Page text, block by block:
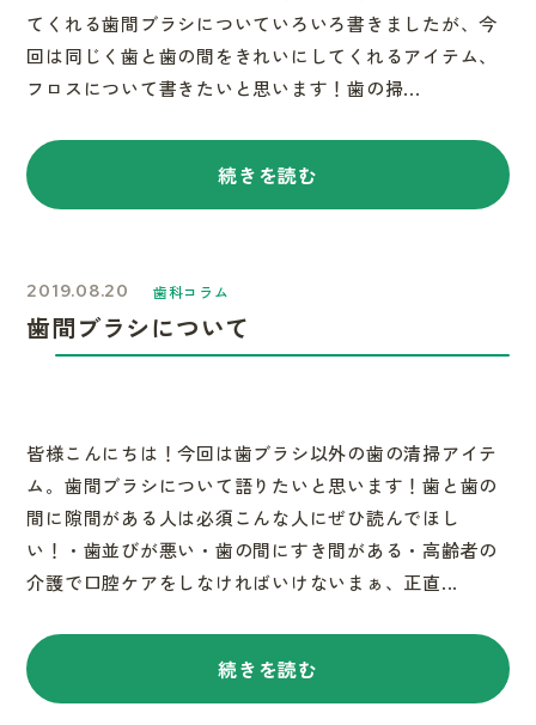
てくれる歯間ブラシについていろいろ書きましたが、今
回は同じく歯と歯の間をきれいにしてくれるアイテム、
フロスについて書きたいと思います！歯の掃...
続きを読む
2019.08.20 歯科コラム
歯間ブラシについて
皆様こんにちは！今回は歯ブラシ以外の歯の清掃アイテ
ム。歯間ブラシについて語りたいと思います！歯と歯の
間に隙間がある人は必須こんな人にぜひ読んでほし
い！・歯並びが悪い・歯の間にすき間がある・高齢者の
介護で口腔ケアをしなければいけないまぁ、正直...
続きを読む